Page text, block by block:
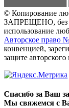
© Копирование
ЗАПРЕЩЕНО, без
использование
Авторское право
конвенцией,
защите
Спасибо за Ваш
Мы свяжемся с